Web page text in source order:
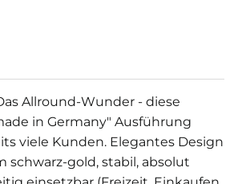
Allround-Wunder - diese
in Germany" Ausführung
viele Kunden. Elegantes Design
schwarz-gold, stabil, absolut